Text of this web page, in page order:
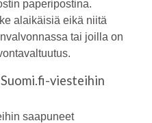
paperipostina.
alaikäisiä eikä niitä
tai joilla on
viesteihin
saapuneet